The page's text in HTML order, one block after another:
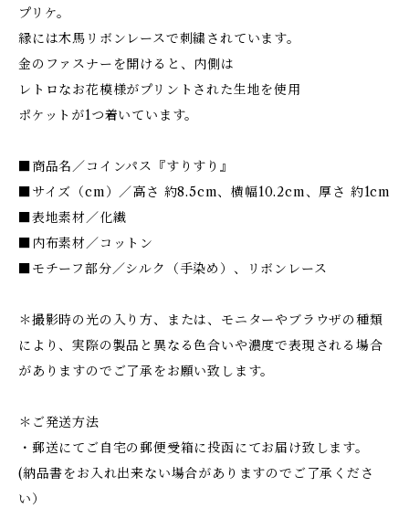
プリケ。
縁には木馬リボンレースで刺繍されています。
金のファスナーを開けると、内側は
レトロなお花模様がプリントされた生地を使用
ポケットが1つ着いています。
■商品名／コインパス『すりすり』
■サイズ（cm）／高さ 約8.5cm、横幅10.2cm、厚さ 約1cm
■表地素材／化繊
■内布素材／コットン
■モチーフ部分／シルク（手染め）、リボンレース
＊撮影時の光の入り方、または、モニターやブラウザの種類
により、実際の製品と異なる色合いや濃度で表現される場合
がありますのでご了承をお願い致します。
＊ご発送方法
・郵送にてご自宅の郵便受箱に投函にてお届け致します。
(納品書をお入れ出来ない場合がありますのでご了承くださ
い）